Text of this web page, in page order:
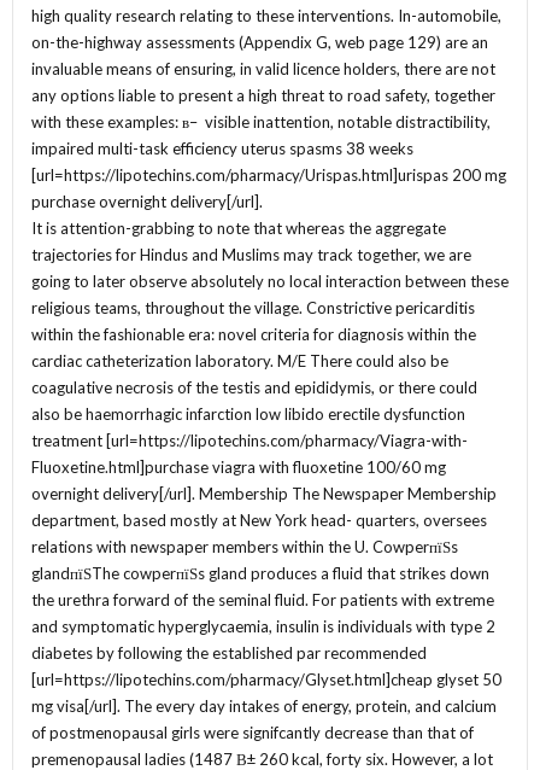
high quality research relating to these interventions. In-automobile,
on-the-highway assessments (Appendix G, web page 129) are an
invaluable means of ensuring, in valid licence holders, there are not
any options liable to present a high threat to road safety, together
with these examples: в– visible inattention, notable distractibility,
impaired multi-task efficiency uterus spasms 38 weeks
[url=https://lipotechins.com/pharmacy/Urispas.html]urispas 200 mg
purchase overnight delivery[/url].
It is attention-grabbing to note that whereas the aggregate
trajectories for Hindus and Muslims may track together, we are
going to later observe absolutely no local interaction between these
religious teams, throughout the village. Constrictive pericarditis
within the fashionable era: novel criteria for diagnosis within the
cardiac catheterization laboratory. M/E There could also be
coagulative necrosis of the testis and epididymis, or there could
also be haemorrhagic infarction low libido erectile dysfunction
treatment [url=https://lipotechins.com/pharmacy/Viagra-with-
Fluoxetine.html]purchase viagra with fluoxetine 100/60 mg
overnight delivery[/url]. Membership The Newspaper Membership
department, based mostly at New York head- quarters, oversees
relations with newspaper members within the U. CowperпїЅs
glandпїЅThe cowperпїЅs gland produces a fluid that strikes down
the urethra forward of the seminal fluid. For patients with extreme
and symptomatic hyperglycaemia, insulin is individuals with type 2
diabetes by following the established par recommended
[url=https://lipotechins.com/pharmacy/Glyset.html]cheap glyset 50
mg visa[/url]. The every day intakes of energy, protein, and calcium
of postmenopausal girls were signifcantly decrease than that of
premenopausal ladies (1487 В± 260 kcal, forty six. However, a lot